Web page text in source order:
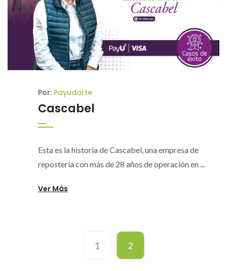
Por: Payudarte
Cascabel
Esta es la historia de Cascabel, una empresa de
repostería con más de 28 años de operación en ...
Ver Más
1 2